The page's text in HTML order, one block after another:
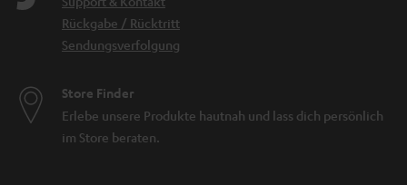
Rückgabe / Rücktritt
Sendungsverfolgung
Store Finder
Erlebe unsere Produkte hautnah und lass dich persönlich
im Store beraten.